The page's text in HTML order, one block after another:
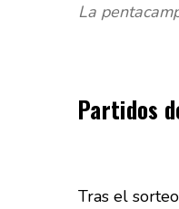
La
Partidos
Tras el